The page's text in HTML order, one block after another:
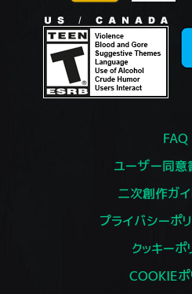
FAQ
ユーザー同意
二次創作ガイ
プライバシーポリ
クッキーポ
COOKIEポ